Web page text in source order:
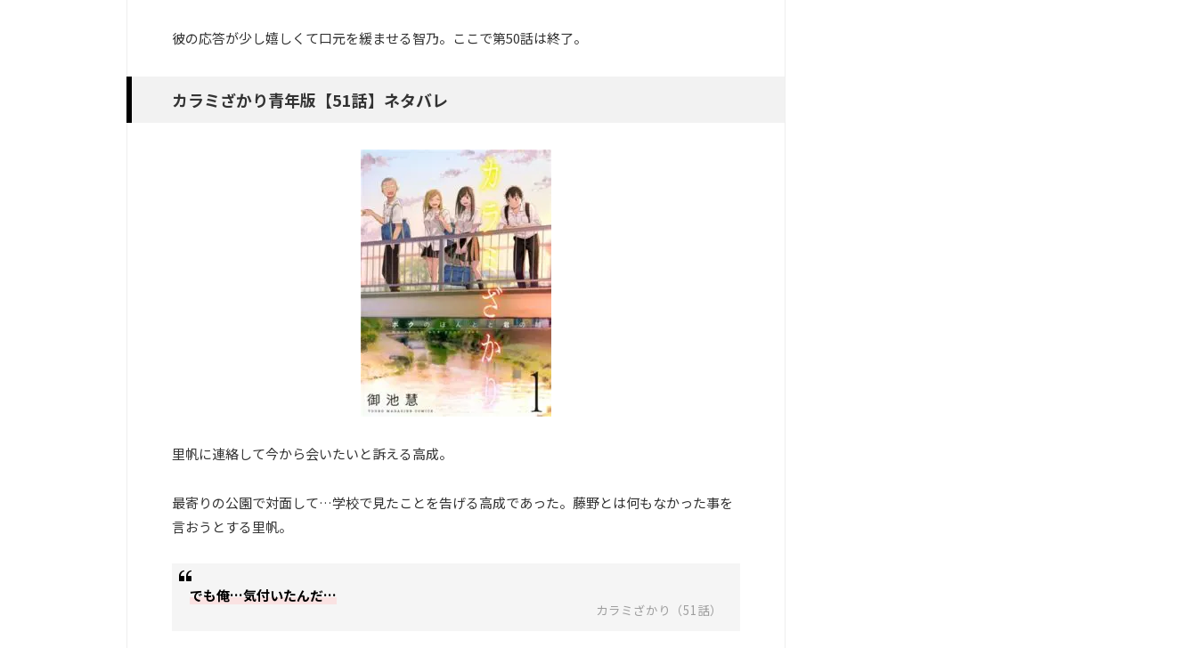
彼の応答が少し嬉しくて口元を緩ませる智乃。ここで第50話は終了。
カラミざかり青年版【51話】ネタバレ
里帆に連絡して今から会いたいと訴える高成。
最寄りの公園で対面して…学校で見たことを告げる高成であった。藤野とは何もなかった事を
言おうとする里帆。
でも俺…気付いたんだ…
カラミざかり（51話）